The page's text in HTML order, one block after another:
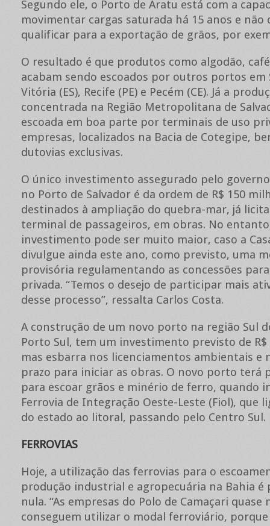
Segundo ele, o Porto de Aratu está com a
movimentar cargas saturada há 15 anos e não
qualificar para a exportação de grãos, por
O resultado é que produtos como algodão,
acabam sendo escoados por outros portos em
Vitória (ES), Recife (PE) e Pecém (CE). Já a
concentrada na Região Metropolitana de
escoada em boa parte por terminais de uso
empresas, localizados na Bacia de Cotegipe,
dutovias exclusivas.
O único investimento assegurado pelo
no Porto de Salvador é da ordem de R$ 150
destinados à ampliação do quebra-mar, já
terminal de passageiros, em obras. No
investimento pode ser muito maior, caso a
divulgue ainda este ano, como previsto, uma
provisória regulamentando as concessões
privada. “Temos o desejo de participar mais
desse processo”, ressalta Carlos Costa.
A construção de um novo porto na região Sul
Porto Sul, tem um investimento previsto de R$
mas esbarra nos licenciamentos ambientais e
prazo para iniciar as obras. O novo porto terá
para escoar grãos e minério de ferro, quando
Ferrovia de Integração Oeste-Leste (Fiol), que
do estado ao litoral, passando pelo Centro Sul.
FERROVIAS
Hoje, a utilização das ferrovias para o
produção industrial e agropecuária na Bahia
nula. “As empresas do Polo de Camaçari quase
conseguem utilizar o modal ferroviário,